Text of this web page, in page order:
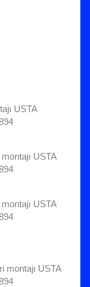
USTA
USTA
USTA
montajı USTA